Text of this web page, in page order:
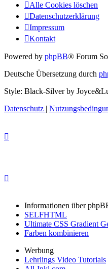
Alle Cookies löschen
Datenschutzerklärung
Impressum
Kontakt
Powered by phpBB® Forum
Deutsche Übersetzung durch
Style: Black-Silver by
Datenschutz |
Informationen über
SELFHTML
Ultimate CSS Gradient
Farben kombinieren
Werbung
Lehrlings Video Tutorials